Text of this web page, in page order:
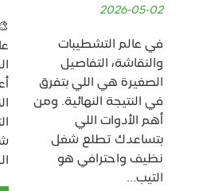
2026-05-02
في عالم التشطيبات
والنقاشة، التفاصيل
الصغيرة هي اللي بتفرق
في النتيجة النهائية. ومن
أهم الأدوات اللي
بتساعدك تطلع شغل
نظيف واحترافي هو
التيب...